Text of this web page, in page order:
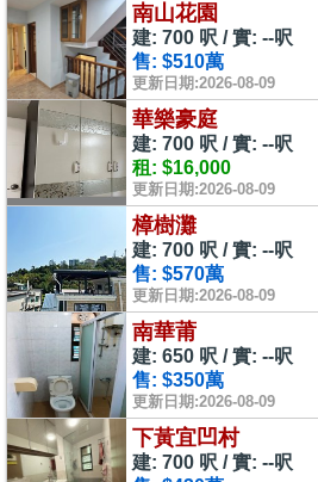
南山花園
建: 700 呎 / 實: --呎
售: $510萬
更新日期:2026-08-09
華樂豪庭
建: 700 呎 / 實: --呎
租: $16,000
更新日期:2026-08-09
樟樹灘
建: 700 呎 / 實: --呎
售: $570萬
更新日期:2026-08-09
南華莆
建: 650 呎 / 實: --呎
售: $350萬
更新日期:2026-08-09
下黃宜凹村
建: 700 呎 / 實: --呎